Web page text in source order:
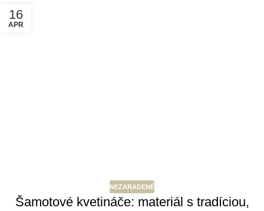
16
APR
NEZARADENÉ
Šamotové kvetináče: materiál s tradíciou,